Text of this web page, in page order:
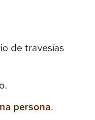
de travesías
persona.